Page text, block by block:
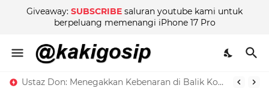
Giveaway: SUBSCRIBE saluran youtube kami untuk
berpeluang memenangi iPhone 17 Pro
Ustaz Don: Menegakkan Kebenaran di Balik Kontroversi